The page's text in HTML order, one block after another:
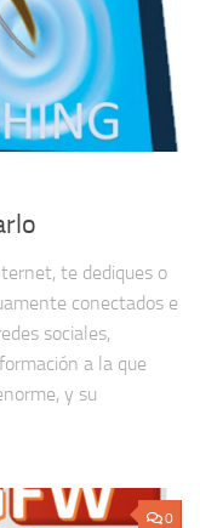
te dediques o
conectados e
sociales,
a la que
y su
0